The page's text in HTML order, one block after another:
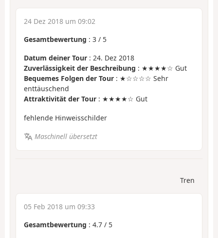
24 Dez 2018 um 09:02
Gesamtbewertung : 3 / 5
Datum deiner Tour : 24. Dez 2018
Zuverlässigkeit der Beschreibung : ★★★★☆ Gut
Bequemes Folgen der Tour : ★☆☆☆☆ Sehr
enttäuschend
Attraktivität der Tour : ★★★★☆ Gut
fehlende Hinweisschilder
Maschinell übersetzt
Tren
05 Feb 2018 um 09:33
Gesamtbewertung : 4.7 / 5